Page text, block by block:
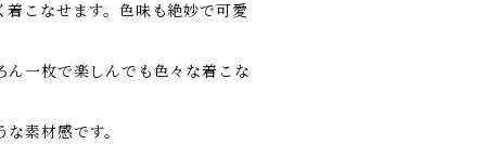
こなせます。色味も絶妙で可愛
ん一枚で楽しんでも色々な着こな
素材感です。